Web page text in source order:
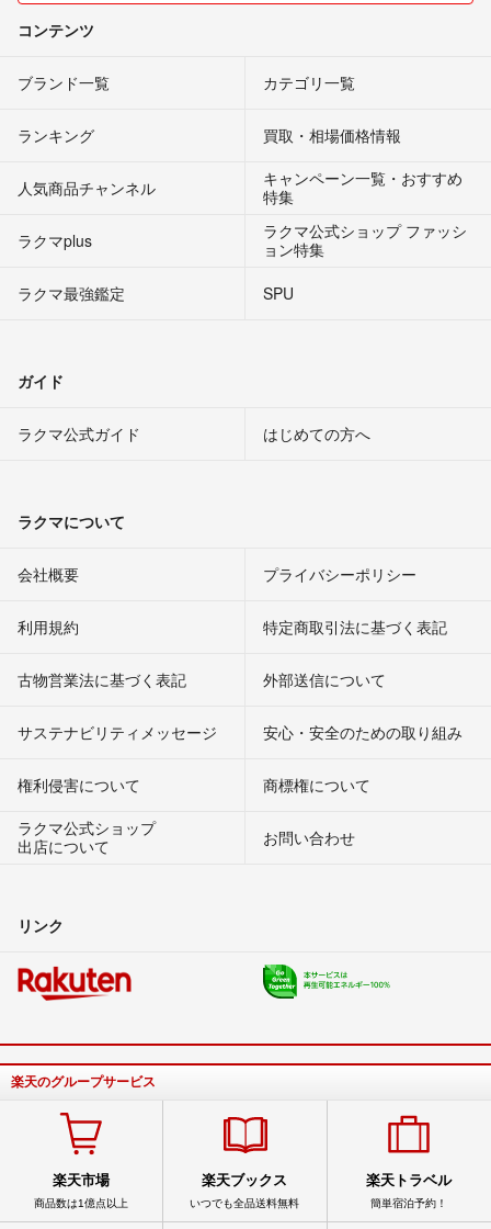
コンテンツ
ブランド一覧 カテゴリ一覧
ランキング 買取・相場価格情報
人気商品チャンネル
キャンペーン一覧・おすすめ
特集
ラクマplus
ラクマ公式ショップ ファッシ
ョン特集
ラクマ最強鑑定
SPU
ガイド
ラクマ公式ガイド はじめての方へ
ラクマについて
会社概要 プライバシーポリシー
利用規約 特定商取引法に基づく表記
古物営業法に基づく表記 外部送信について
サステナビリティメッセージ 安心・安全のための取り組み
権利侵害について
商標権について
ラクマ公式ショップ
出店について
お問い合わせ
リンク
楽天のグループサービス
楽天市場
商品数は1億点以上
楽天ブックス
いつでも全品送料無料
楽天トラベル
簡単宿泊予約！